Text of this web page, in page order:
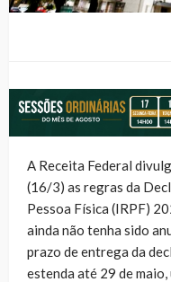
A Receita Federal
(16/3) as regras da
Pessoa Física (IRPF)
ainda não tenha sido
prazo de entrega da
estenda até 29 de